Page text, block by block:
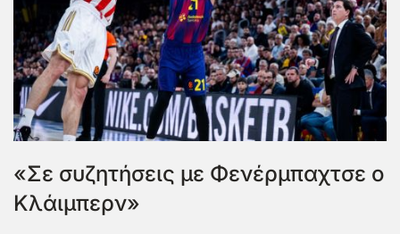
«Σε συζητήσεις με Φενέρμπαχτσε ο
Κλάιμπερν»